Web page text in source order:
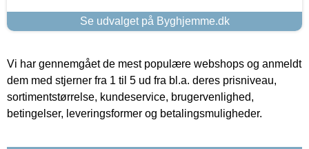
Se udvalget på Byghjemme.dk
Vi har gennemgået de mest populære webshops og anmeldt
dem med stjerner fra 1 til 5 ud fra bl.a. deres prisniveau,
sortimentstørrelse, kundeservice, brugervenlighed,
betingelser, leveringsformer og betalingsmuligheder.